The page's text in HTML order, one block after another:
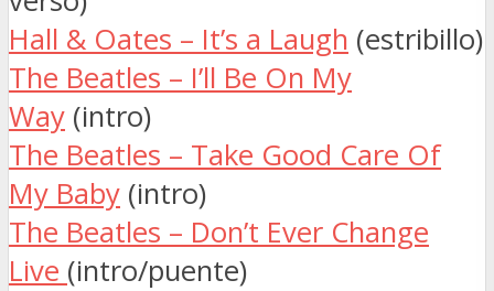
Hall & Oates – It’s a Laugh (estribillo)
The Beatles – I’ll Be On My
Way (intro)
The Beatles – Take Good Care Of
My Baby (intro)
The Beatles – Don’t Ever Change
Live (intro/puente)